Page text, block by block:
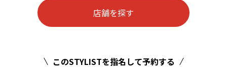
店舗を探す
このSTYLISTを指名して予約する